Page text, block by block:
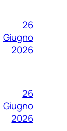
26
Giugno
2026
26
Giugno
2026